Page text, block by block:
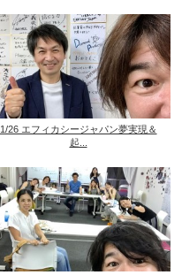
1/26 エフィカシージャパン夢実現＆
起...